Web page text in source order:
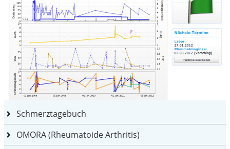
Schmerztagebuch
OMORA (Rheumatoide Arthritis)